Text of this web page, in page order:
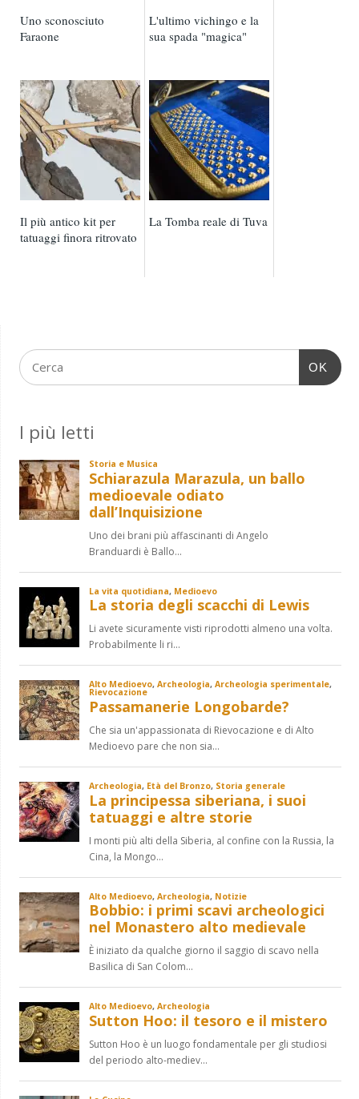
Uno sconosciuto
Faraone
L'ultimo vichingo e la
sua spada "magica"
Il più antico kit per
tatuaggi finora ritrovato
La Tomba reale di Tuva
OK
I più letti